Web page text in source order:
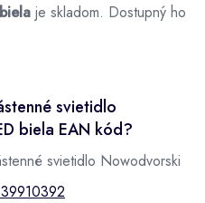
je skladom. Dostupný ho
svietidlo
biela EAN kód?
svietidlo Nowodvorski